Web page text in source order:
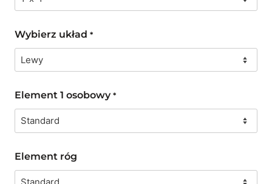
Wybierz układ *
Element 1 osobowy*
Element róg